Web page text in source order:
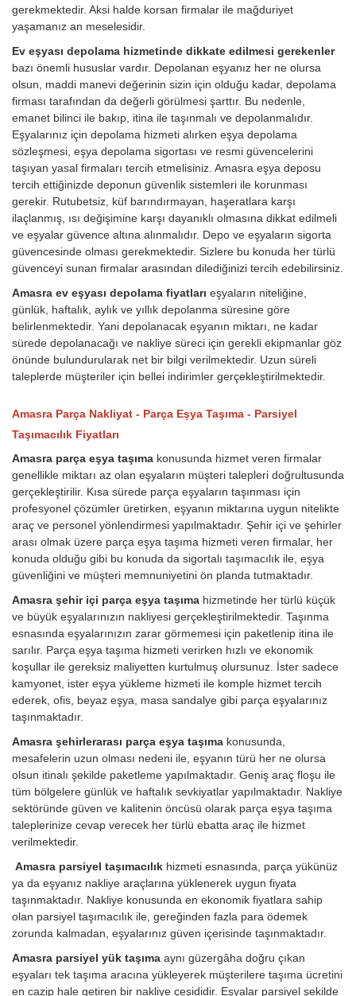
gerekmektedir. Aksi halde korsan firmalar ile mağduriyet
yaşamanız an meselesidir.
Ev eşyası depolama hizmetinde dikkate edilmesi gerekenler
bazı önemli hususlar vardır. Depolanan eşyanız her ne olursa
olsun, maddi manevi değerinin sizin için olduğu kadar, depolama
firması tarafından da değerli görülmesi şarttır. Bu nedenle,
emanet bilinci ile bakıp, itina ile taşınmalı ve depolanmalıdır.
Eşyalarınız için depolama hizmeti alırken eşya depolama
sözleşmesi, eşya depolama sigortası ve resmi güvencelerini
taşıyan yasal firmaları tercih etmelisiniz. Amasra eşya deposu
tercih ettiğinizde deponun güvenlik sistemleri ile korunması
gerekir. Rutubetsiz, küf barındırmayan, haşeratlara karşı
ilaçlanmış, ısı değişimine karşı dayanıklı olmasına dikkat edilmeli
ve eşyalar güvence altına alınmalıdır. Depo ve eşyaların sigorta
güvencesinde olması gerekmektedir. Sizlere bu konuda her türlü
güvenceyi sunan firmalar arasından dilediğinizi tercih edebilirsiniz.
Amasra ev eşyası depolama fiyatları eşyaların niteliğine,
günlük, haftalık, aylık ve yıllık depolanma süresine göre
belirlenmektedir. Yani depolanacak eşyanın miktarı, ne kadar
sürede depolanacağı ve nakliye süreci için gerekli ekipmanlar göz
önünde bulundurularak net bir bilgi verilmektedir. Uzun süreli
taleplerde müşteriler için bellei indirimler gerçekleştirilmektedir.
Amasra Parça Nakliyat - Parça Eşya Taşıma - Parsiyel
Taşımacılık Fiyatları
Amasra parça eşya taşıma konusunda hizmet veren firmalar
genellikle miktarı az olan eşyaların müşteri talepleri doğrultusunda
gerçekleştirilir. Kısa sürede parça eşyaların taşınması için
profesyonel çözümler üretirken, eşyanın miktarına uygun nitelikte
araç ve personel yönlendirmesi yapılmaktadır. Şehir içi ve şehirler
arası olmak üzere parça eşya taşıma hizmeti veren firmalar, her
konuda olduğu gibi bu konuda da sigortalı taşımacılık ile, eşya
güvenliğini ve müşteri memnuniyetini ön planda tutmaktadır.
Amasra şehir içi parça eşya taşıma hizmetinde her türlü küçük
ve büyük eşyalarınızın nakliyesi gerçekleştirilmektedir. Taşınma
esnasında eşyalarınızın zarar görmemesi için paketlenip itina ile
sarılır. Parça eşya taşıma hizmeti verirken hızlı ve ekonomik
koşullar ile gereksiz maliyetten kurtulmuş olursunuz. İster sadece
kamyonet, ister eşya yükleme hizmeti ile komple hizmet tercih
ederek, ofis, beyaz eşya, masa sandalye gibi parça eşyalarınız
taşınmaktadır.
Amasra şehirlerarası parça eşya taşıma konusunda,
mesafelerin uzun olması nedeni ile, eşyanın türü her ne olursa
olsun itinalı şekilde paketleme yapılmaktadır. Geniş araç floşu ile
tüm bölgelere günlük ve haftalık sevkiyatlar yapılmaktadır. Nakliye
sektöründe güven ve kalitenin öncüsü olarak parça eşya taşıma
taleplerinize cevap verecek her türlü ebatta araç ile hizmet
verilmektedir.
Amasra parsiyel taşımacılık hizmeti esnasında, parça yükünüz
ya da eşyanız nakliye araçlarına yüklenerek uygun fiyata
taşınmaktadır. Nakliye konusunda en ekonomik fiyatlara sahip
olan parsiyel taşımacılık ile, gereğinden fazla para ödemek
zorunda kalmadan, eşyalarınız güven içerisinde taşınmaktadır.
Amasra parsiyel yük taşıma aynı güzergâha doğru çıkan
eşyaları tek taşıma aracına yükleyerek müşterilere taşıma ücretini
en cazip hale getiren bir nakliye çeşididir. Eşyalar parsiyel şekilde